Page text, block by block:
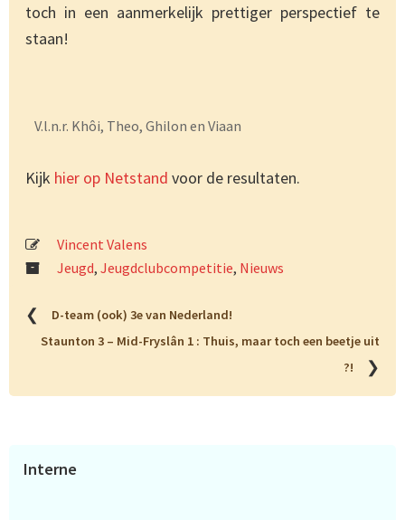
toch in een aanmerkelijk prettiger perspectief te
staan!
V.l.n.r. Khôi, Theo, Ghilon en Viaan
Kijk hier op Netstand voor de resultaten.
Vincent Valens
Jeugd, Jeugdclubcompetitie, Nieuws
❮
D-team (ook) 3e van Nederland!
Staunton 3 – Mid-Fryslân 1 : Thuis, maar toch een beetje uit
?!
❯
Primaire
Interne